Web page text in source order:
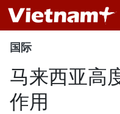
国际
马来西亚高
作用